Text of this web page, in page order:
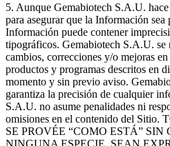
5. Aunque Gemabiotech S.A.U.
para asegurar que la Información sea
Información puede contener
tipográficos. Gemabiotech S.A.U. se
cambios, correcciones y/o mejoras
productos y programas descritos en
momento y sin previo aviso.
garantiza la precisión de cualquier
S.A.U. no asume penalidades ni
omisiones en el contenido del
SE PROVÉE “COMO ESTÁ”
NINGUNA ESPECIE, SEAN